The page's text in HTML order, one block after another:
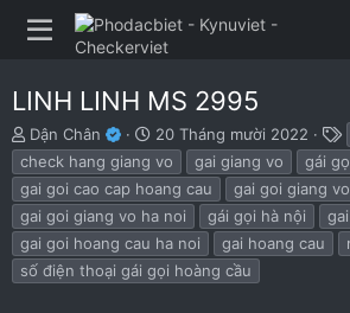
LINH LINH MS 2995
B
ắ
t
đ
ầ
u
Dận Chân
N
g
à
y
b
ắ
t
đ
20 Tháng mười 2022
check hang giang vo
gai giang vo
gái
gai goi cao cap hoang cau
gai goi giang vo
gai goi giang vo ha noi
gái gọi hà nội
gai goi hoang cau ha noi
gai hoang cau
số điện thoại gái gọi hoàng cầu